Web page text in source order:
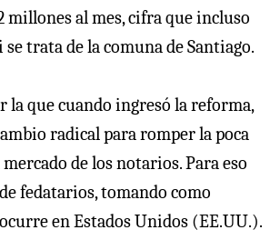
millones al mes, cifra que incluso
trata de la comuna de Santiago.
la que cuando ingresó la reforma,
radical para romper la poca
de los notarios. Para eso
fedatarios, tomando como
en Estados Unidos (EE.UU.).